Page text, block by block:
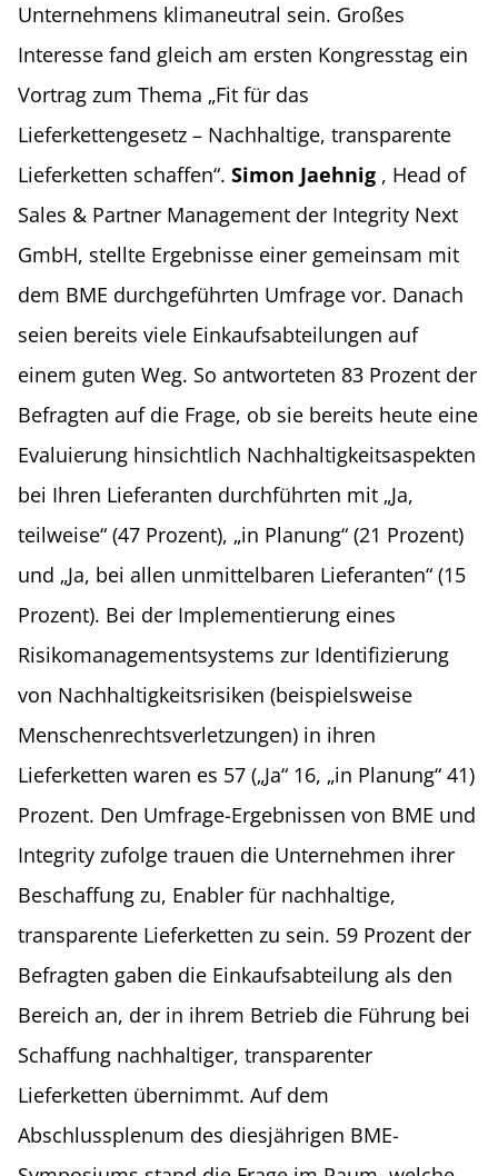
Unternehmens klimaneutral sein. Großes
Interesse fand gleich am ersten Kongresstag ein
Vortrag zum Thema „Fit für das
Lieferkettengesetz – Nachhaltige, transparente
Lieferketten schaffen“. Simon Jaehnig , Head of
Sales & Partner Management der Integrity Next
GmbH, stellte Ergebnisse einer gemeinsam mit
dem BME durchgeführten Umfrage vor. Danach
seien bereits viele Einkaufsabteilungen auf
einem guten Weg. So antworteten 83 Prozent der
Befragten auf die Frage, ob sie bereits heute eine
Evaluierung hinsichtlich Nachhaltigkeitsaspekten
bei Ihren Lieferanten durchführten mit „Ja,
teilweise“ (47 Prozent), „in Planung“ (21 Prozent)
und „Ja, bei allen unmittelbaren Lieferanten“ (15
Prozent). Bei der Implementierung eines
Risikomanagementsystems zur Identifizierung
von Nachhaltigkeitsrisiken (beispielsweise
Menschenrechtsverletzungen) in ihren
Lieferketten waren es 57 („Ja“ 16, „in Planung“ 41)
Prozent. Den Umfrage-Ergebnissen von BME und
Integrity zufolge trauen die Unternehmen ihrer
Beschaffung zu, Enabler für nachhaltige,
transparente Lieferketten zu sein. 59 Prozent der
Befragten gaben die Einkaufsabteilung als den
Bereich an, der in ihrem Betrieb die Führung bei
Schaffung nachhaltiger, transparenter
Lieferketten übernimmt. Auf dem
Abschlussplenum des diesjährigen BME-